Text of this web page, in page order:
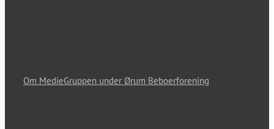
Om MedieGruppen under Ørum Beboerforening